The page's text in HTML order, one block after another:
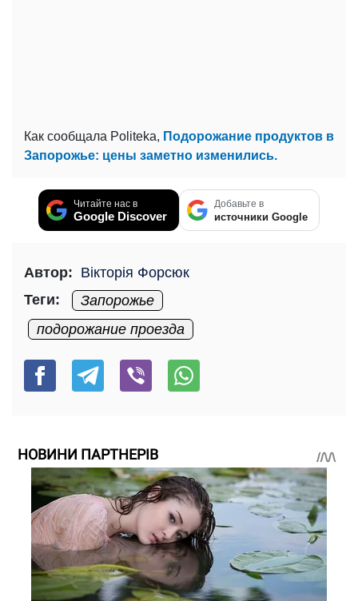
Как сообщала Politeka, Подорожание продуктов в
Запорожье: цены заметно изменились.
Читайте нас в
Google Discover
Добавьте в
источники Google
Автор: Вікторія Форсюк
Теги:
Запорожье
подорожание проезда
НОВИНИ ПАРТНЕРІВ